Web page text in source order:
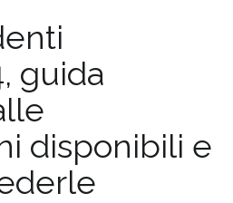
guida
disponibili e